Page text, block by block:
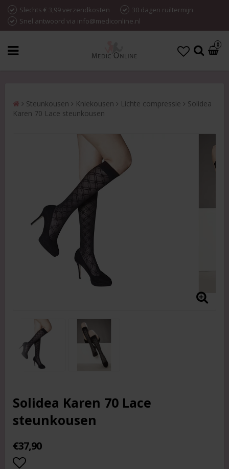
Slechts € 3,99 verzendkosten
30 dagen ruiltermijn
Snel antwoord via info@mediconline.nl
0
Steunkousen Kniekousen Lichte compressie
Solidea
Karen 70 Lace steunkousen
Solidea Karen 70 Lace
steunkousen
€37,90